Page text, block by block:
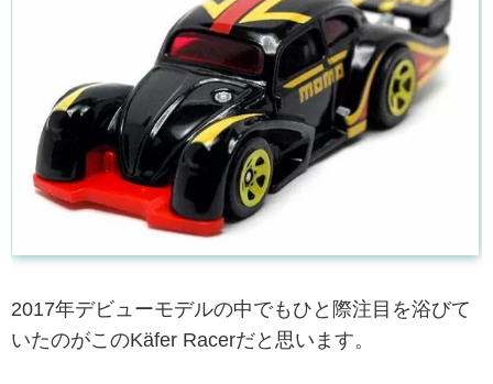
2017年デビューモデルの中でもひと際注目を浴びて
いたのがこのKäfer Racerだと思います。